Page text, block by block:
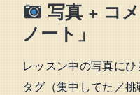
写真 + コ
ノート」
レッスン中の写真にひ
タグ（集中してた／